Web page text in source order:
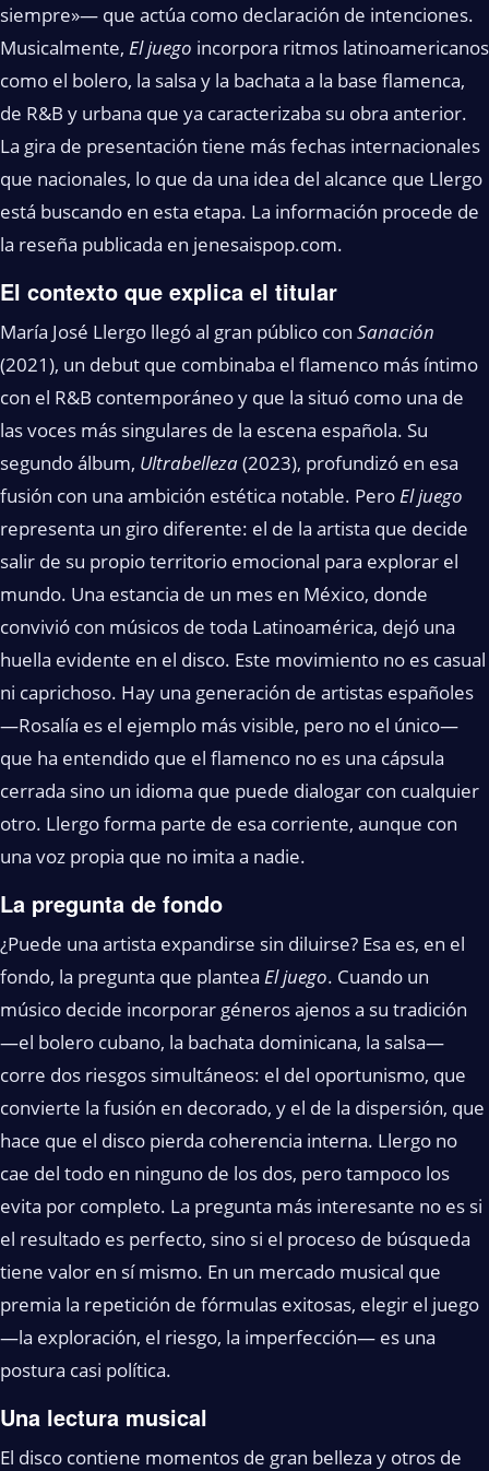
siempre»— que actúa como declaración de intenciones.
Musicalmente, El juego incorpora ritmos latinoamericanos
como el bolero, la salsa y la bachata a la base flamenca,
de R&B y urbana que ya caracterizaba su obra anterior.
La gira de presentación tiene más fechas internacionales
que nacionales, lo que da una idea del alcance que Llergo
está buscando en esta etapa. La información procede de
la reseña publicada en jenesaispop.com.
El contexto que explica el titular
María José Llergo llegó al gran público con Sanación
(2021), un debut que combinaba el flamenco más íntimo
con el R&B contemporáneo y que la situó como una de
las voces más singulares de la escena española. Su
segundo álbum, Ultrabelleza(2023), profundizó en esa
fusión con una ambición estética notable. Pero El juego
representa un giro diferente: el de la artista que decide
salir de su propio territorio emocional para explorar el
mundo. Una estancia de un mes en México, donde
convivió con músicos de toda Latinoamérica, dejó una
huella evidente en el disco. Este movimiento no es casual
ni caprichoso. Hay una generación de artistas españoles
—Rosalía es el ejemplo más visible, pero no el único—
que ha entendido que el flamenco no es una cápsula
cerrada sino un idioma que puede dialogar con cualquier
otro. Llergo forma parte de esa corriente, aunque con
una voz propia que no imita a nadie.
La pregunta de fondo
¿Puede una artista expandirse sin diluirse? Esa es, en el
fondo, la pregunta que plantea El juego. Cuando un
músico decide incorporar géneros ajenos a su tradición
—el bolero cubano, la bachata dominicana, la salsa—
corre dos riesgos simultáneos: el del oportunismo, que
convierte la fusión en decorado, y el de la dispersión, que
hace que el disco pierda coherencia interna. Llergo no
cae del todo en ninguno de los dos, pero tampoco los
evita por completo. La pregunta más interesante no es si
el resultado es perfecto, sino si el proceso de búsqueda
tiene valor en sí mismo. En un mercado musical que
premia la repetición de fórmulas exitosas, elegir el juego
—la exploración, el riesgo, la imperfección— es una
postura casi política.
Una lectura musical
El disco contiene momentos de gran belleza y otros de